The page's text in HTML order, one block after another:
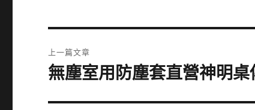
章
上一篇文章
上
篇
無塵室用防塵套直營神明